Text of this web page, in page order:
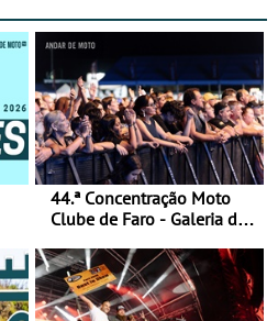
44.ª Concentração Moto
Clube de Faro - Galeria de